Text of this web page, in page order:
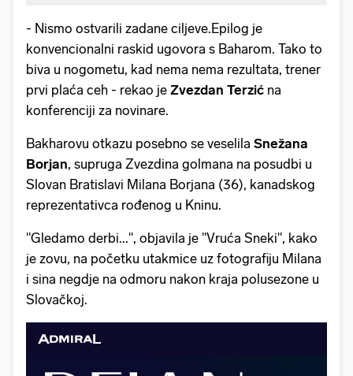
- Nismo ostvarili zadane ciljeve.Epilog je
konvencionalni raskid ugovora s Baharom. Tako to
biva u nogometu, kad nema nema rezultata, trener
prvi plaća ceh - rekao je Zvezdan Terzić na
konferenciji za novinare.
Bakharovu otkazu posebno se veselila Snežana
Borjan, supruga Zvezdina golmana na posudbi u
Slovan Bratislavi Milana Borjana (36), kanadskog
reprezentativca rođenog u Kninu.
"Gledamo derbi...", objavila je "Vruća Sneki", kako
je zovu, na početku utakmice uz fotografiju Milana
i sina negdje na odmoru nakon kraja polusezone u
Slovačkoj.